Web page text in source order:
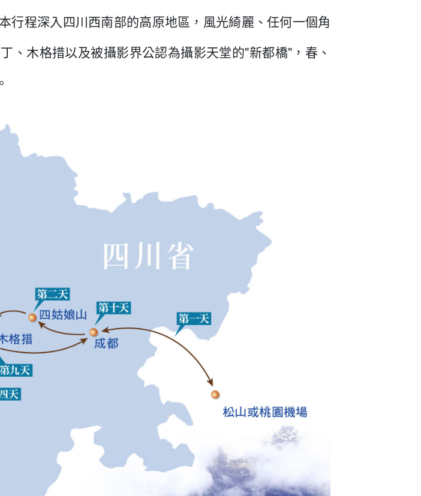
行程深入四川西南部的高原地區，風光綺麗、任何一個角
、木格措以及被攝影界公認為攝影天堂的"新都橋"，春、